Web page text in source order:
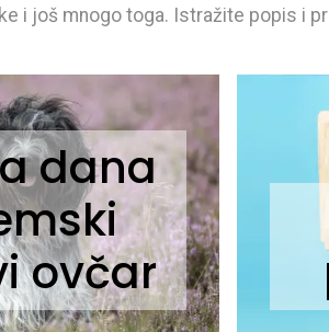
i još mnogo toga. Istražite popis i
dana
ovčar